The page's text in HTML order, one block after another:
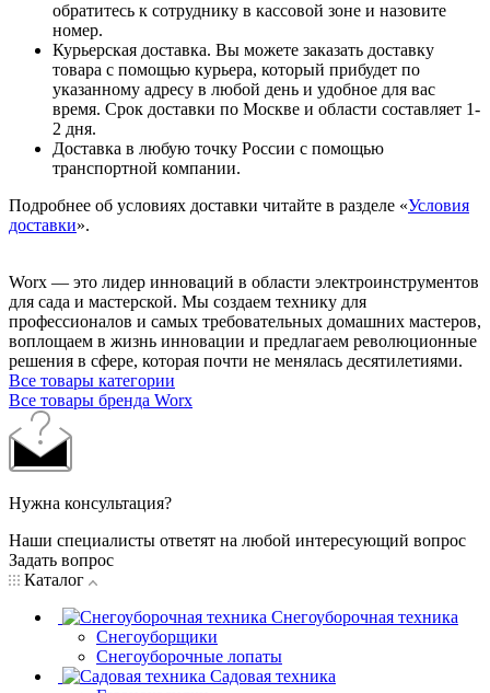
обратитесь к сотруднику в кассовой зоне и назовите
номер.
Курьерская доставка. Вы можете заказать доставку
товара с помощью курьера, который прибудет по
указанному адресу в любой день и удобное для вас
время. Срок доставки по Москве и области составляет 1-
2 дня.
Доставка в любую точку России с помощью
транспортной компании.
Подробнее об условиях доставки читайте в разделе «Условия
доставки».
Worx — это лидер инноваций в области электроинструментов
для сада и мастерcкой. Мы создаем технику для
профессионалов и самых требовательных домашних мастеров,
воплощаем в жизнь инновации и предлагаем революционные
решения в сфере, которая почти не менялась десятилетиями.
Все товары категории
Все товары бренда Worx
Нужна консультация?
Наши специалисты ответят на любой интересующий вопрос
Задать вопрос
Каталог
Снегоуборочная техника
Снегоуборщики
Снегоуборочные лопаты
Садовая техника